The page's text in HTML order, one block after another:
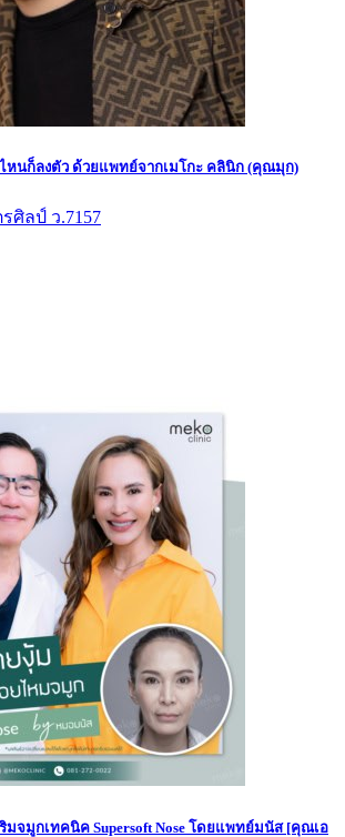
หนก็ลงตัว ด้วยแพทย์จากเมโกะ คลินิก (คุณมุก)
ศิลป์ ว.7157
มจมูกเทคนิค Supersoft Nose โดยแพทย์มนัส [คุณเอ